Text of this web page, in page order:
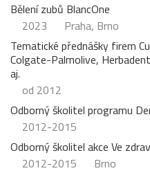
Bělení zubů BlancOne
2023
Praha, Brno
Tematické přednášky firem
Colgate-Palmolive,
aj.
od 2012
Odborný školitel programu
2012-2015
Odborný školitel akce Ve
2012-2015
Brno